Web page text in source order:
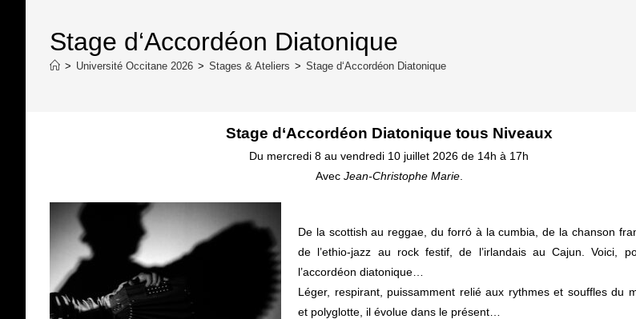
Stage d‘Accordéon Diatonique
> Université Occitane 2026 > Stages & Ateliers > Stage d‘Accordéon Diatonique
Stage d‘Accordéon Diatonique tous Niveaux
Du mercredi 8 au vendredi 10 juillet 2026 de 14h à 17h
Avec Jean-Christophe Marie.
De la scottish au reggae, du forró à la cumbia, de la chanson
de l’ethio-jazz au rock festif, de l’irlandais au Cajun. Voici,
l’accordéon diatonique…
Léger, respirant, puissamment relié aux rythmes et souffles du
et polyglotte, il évolue dans le présent…